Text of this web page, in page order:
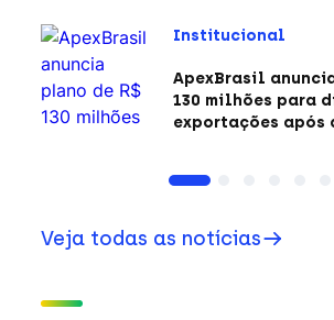
Institucional
ApexBrasil
130 milhões para
exportações após
Veja todas as notícias